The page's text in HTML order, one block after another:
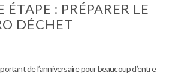
ÉTAPE : PRÉPARER LE
DÉCHET
de l’anniversaire pour beaucoup d’entre